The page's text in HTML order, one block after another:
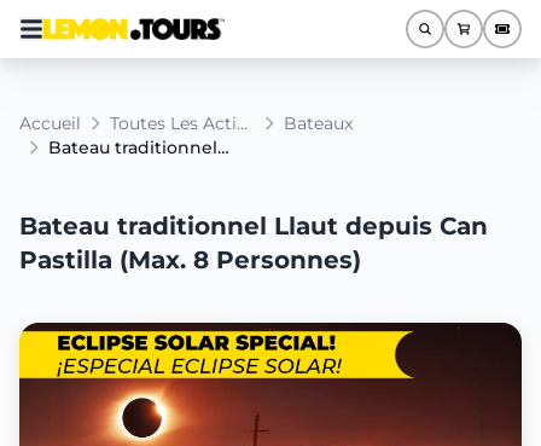
Accueil Toutes Les Activités
Bateaux
Bateau traditionnel Llaut depuis Can Pastilla (Max. 8 Personnes)
Bateau traditionnel Llaut depuis Can
Pastilla (Max. 8 Personnes)